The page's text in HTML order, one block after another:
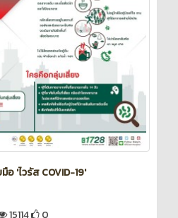
อ 'ไวรัส COVID-19'
15114 0